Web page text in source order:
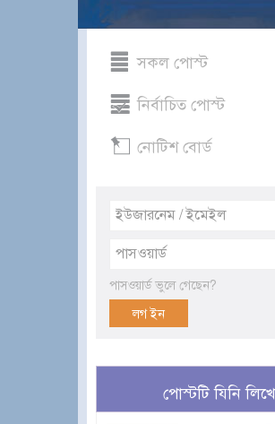
সকল পোস্ট
নির্বাচিত পোস্ট
নোটিশ বোর্ড
পাসওয়ার্ড ভুলে গেছেন?
পোস্টটি যিনি